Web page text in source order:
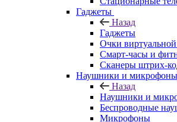
Гаджеты
Назад
Гаджеты
Очки виртуальной
Смарт-часы и
Сканеры штрих-
Наушники и микрофоны
Назад
Наушники и
Беспроводные
Микрофоны